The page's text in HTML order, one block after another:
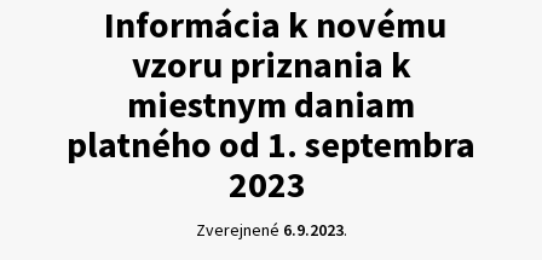
Informácia k novému
vzoru priznania k
miestnym daniam
platného od 1. septembra
2023
Zverejnené 6.9.2023.